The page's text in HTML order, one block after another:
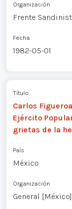
Organización
Frente
Fecha
1982-05-01
Título
Carlos
Ejército
grietas de la
País
México
Organización
General [México]